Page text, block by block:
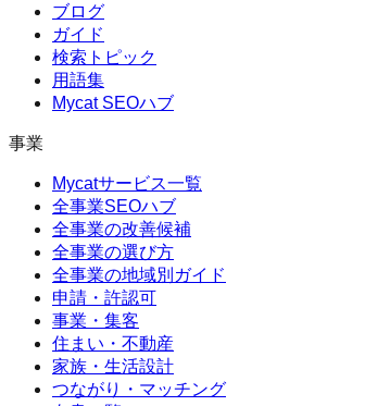
ブログ
ガイド
検索トピック
用語集
Mycat SEOハブ
事業
Mycatサービス一覧
全事業SEOハブ
全事業の改善候補
全事業の選び方
全事業の地域別ガイド
申請・許認可
事業・集客
住まい・不動産
家族・生活設計
つながり・マッチング